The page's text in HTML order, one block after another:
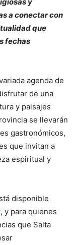
a conectar con
que
fechas
agenda de
de una
y paisajes
se llevarán
gastronómicos,
que invitan a
espiritual y
disponible
, y para quienes
que Salta